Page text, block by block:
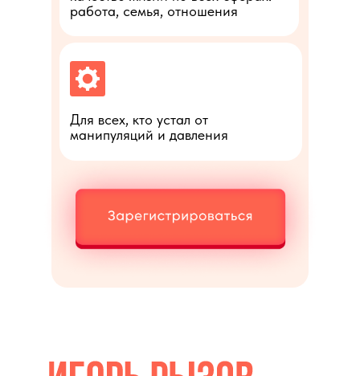
работа, семья, отношения
Для всех, кто устал от
манипуляций и давления